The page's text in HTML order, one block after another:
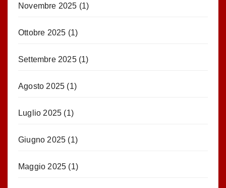
Novembre 2025 (1)
Ottobre 2025 (1)
Settembre 2025(1)
Agosto 2025 (1)
Luglio 2025 (1)
Giugno 2025 (1)
Maggio 2025 (1)